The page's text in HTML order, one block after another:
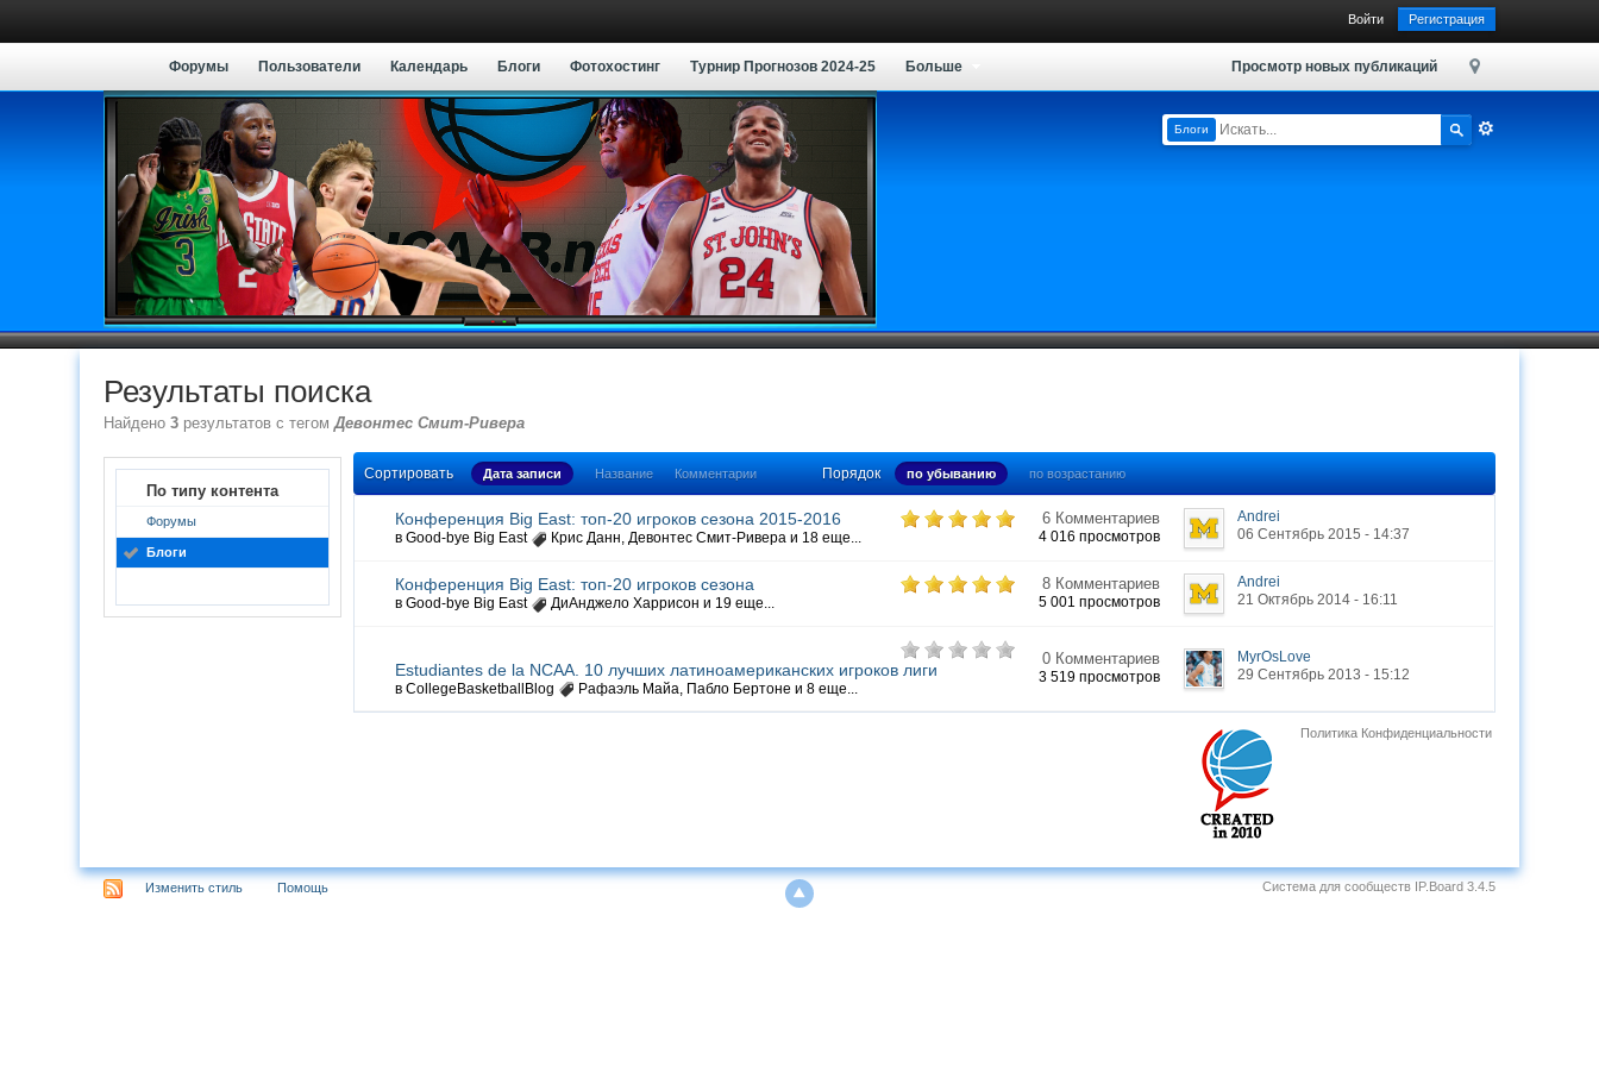
Войти Регистрация
Просмотр новых публикаций
Форумы Пользователи Календарь Блоги Фотохостинг Турнир Прогнозов 2024-25 Больше
Блоги
Результаты поиска
Найдено3 результатов с тегомДевонтес Смит-Ривера
По типу контента
Форумы
Блоги
Сортировать Дата записи Название Комментарии Порядок по убыванию по возрастанию
Конференция Big East: топ-20 игроков сезона 2015-2016
вGood-bye Big East Крис Данн,Девонтес Смит-Ривера и 18 еще...
6 Комментариев
4 016 просмотров
Andrei
06 Сентябрь 2015 - 14:37
Конференция Big East: топ-20 игроков сезона
вGood-bye Big East ДиАнджело Харрисон и 19 еще...
8 Комментариев
5 001 просмотров
Andrei
21 Октябрь 2014 - 16:11
Estudiantes de la NCAA. 10 лучших латиноамериканских игроков лиги
вCollegeBasketballBlog Рафаэль Майа Пабло Бертоне и 8 еще...
0 Комментариев
3 519 просмотров
MyrOsLove
29 Сентябрь 2013 - 15:12
Политика Конфиденциальности
Изменить стиль Помощь Система для сообществ IP.Board 3.4.5